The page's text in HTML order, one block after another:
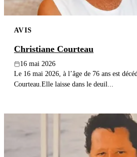
AVIS
Christiane Courteau
16 mai 2026
Le 16 mai 2026, à l’âge de 76 ans est
Courteau.Elle laisse dans le deuil...